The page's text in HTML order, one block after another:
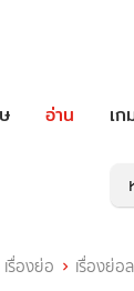
อ่าน เก
เรื่องย่อ เรื่องย่อ